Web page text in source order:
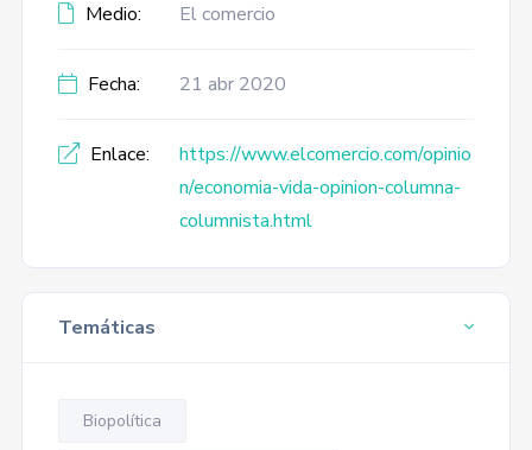
Medio: El comercio
Fecha: 21 abr 2020
Enlace:
https://www.elcomercio.com/opinio
n/economia-vida-opinion-columna-
columnista.html
Temáticas
Biopolítica